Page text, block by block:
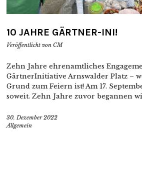
10 JAHRE GÄRTNER-INI!
Veröffentlicht von CM
Zehn Jahre ehrenamtliches
GärtnerInitiative Arnswalder Platz –
Grund zum Feiern ist! Am 17.
soweit. Zehn Jahre zuvor begannen
30. Dezember 2022
Allgemein